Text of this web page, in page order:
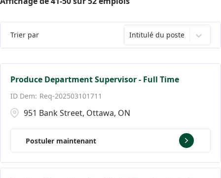
Ottawa
Vancouver
Victoria
Trier par Intitulé du poste
Produce Department Supervisor - Full Time
Req-202503101711
951 Bank Street, Ottawa, ON
Postuler maintenant